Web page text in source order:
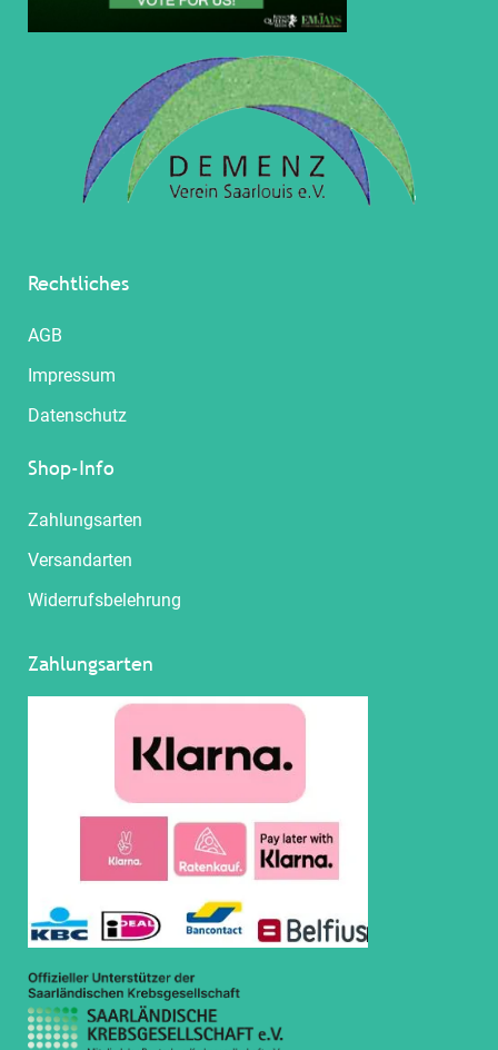
Rechtliches
AGB
Impressum
Datenschutz
Shop-Info
Zahlungsarten
Versandarten
Widerrufsbelehrung
Zahlungsarten